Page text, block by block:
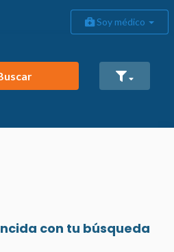
Soy médico
con tu búsqueda